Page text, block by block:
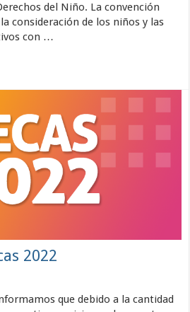
del Niño. La convención
consideración de los niños y las
con …
2022
que debido a la cantidad